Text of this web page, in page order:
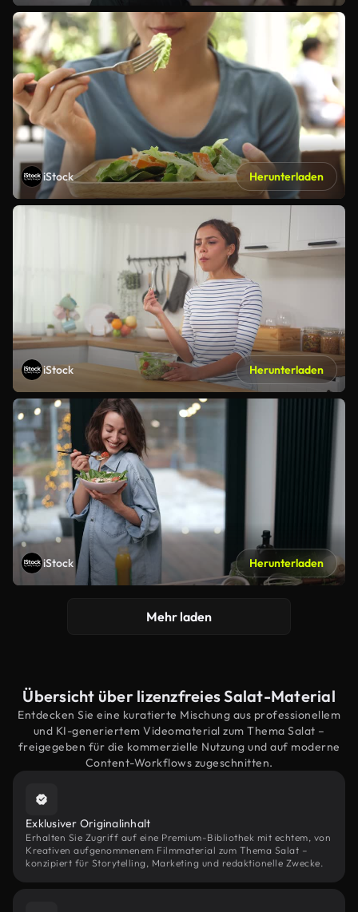
iStock Herunterladen
iStock Herunterladen
iStock Herunterladen
Mehr laden
Übersicht über lizenzfreies Salat-Material
Entdecken Sie eine kuratierte Mischung aus professionellem
und KI-generiertem Videomaterial zum Thema Salat –
freigegeben für die kommerzielle Nutzung und auf moderne
Content-Workflows zugeschnitten.
Exklusiver Originalinhalt
Erhalten Sie Zugriff auf eine Premium-Bibliothek mit echtem, von
Kreativen aufgenommenem Filmmaterial zum Thema Salat –
konzipiert für Storytelling, Marketing und redaktionelle Zwecke.